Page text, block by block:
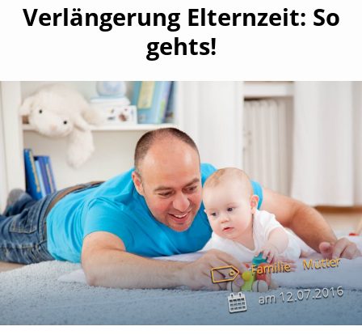
Verlängerung Elternzeit: So
gehts!
Familie Mütter
am12.07.2016